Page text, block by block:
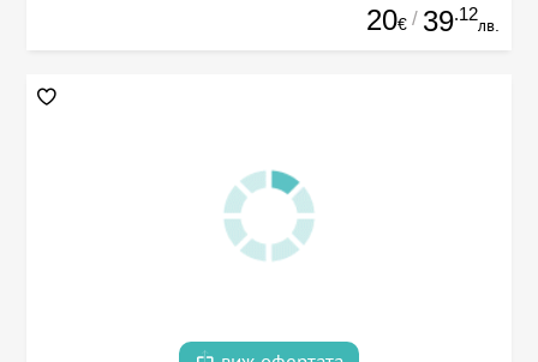
20€ / 39.12
лв.